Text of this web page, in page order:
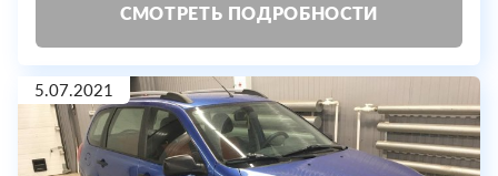
СМОТРЕТЬ ПОДРОБНОСТИ
5.07.2021